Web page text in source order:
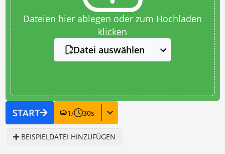
Dateien hier ablegen oder zum Hochladen
klicken
Datei auswählen
START 1/ 30s
BEISPIELDATEI HINZUFÜGEN